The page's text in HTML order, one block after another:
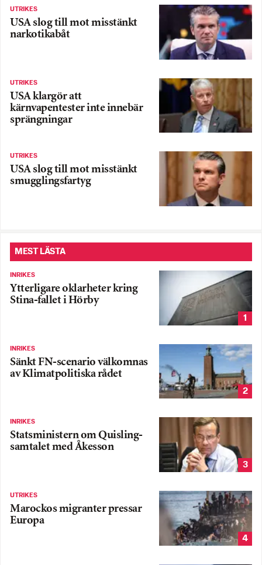
UTRIKES
USA slog till mot misstänkt
narkotikabåt
UTRIKES
USA klargör att
kärnvapentester inte innebär
sprängningar
UTRIKES
USA slog till mot misstänkt
smugglingsfartyg
MEST LÄSTA
INRIKES
Ytterligare oklarheter kring
Stina-fallet i Hörby
1
INRIKES
Sänkt FN-scenario välkomnas
av Klimatpolitiska rådet
2
INRIKES
Statsministern om Quisling-
samtalet med Åkesson
3
UTRIKES
Marockos migranter pressar
Europa
4